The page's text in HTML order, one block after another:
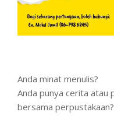
Anda minat menulis?
Anda punya cerita atau
bersama perpustakaan?